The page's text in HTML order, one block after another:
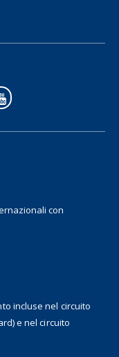
con
incluse nel circuito
e nel circuito